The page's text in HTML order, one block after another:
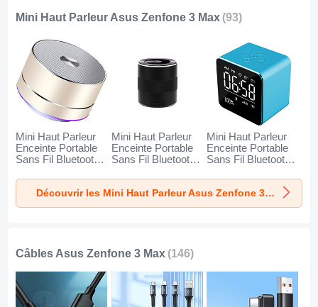
Mini Haut Parleur Asus Zenfone 3 Max (93)
Mini Haut Parleur
Enceinte Portable
Sans Fil Bluetooth
pour Asus Zenfone
3 Max Or
Mini Haut Parleur
Enceinte Portable
Sans Fil Bluetooth
pour Asus Zenfone
3 Max Noir
Mini Haut Parleur
Enceinte Portable
Sans Fil Bluetooth
pour Asus Zenfone
3 Max Bleu Découvrir les Mini Haut Parleur Asus Zenfone 3 Max
Câbles Asus Zenfone 3 Max (146)